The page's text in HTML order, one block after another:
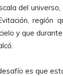
del
región
y que
es que